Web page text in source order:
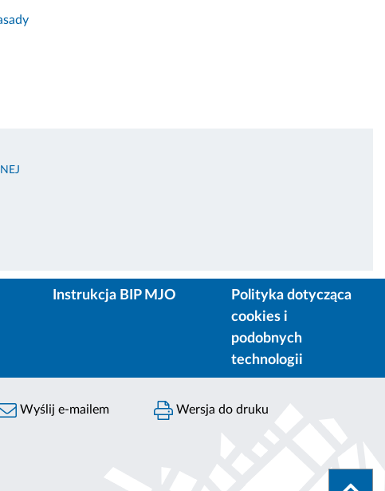
Instrukcja BIP MJO
Polityka dotycząca
cookies i
podobnych
technologii
Wyślij e-mailem Wersja do druku